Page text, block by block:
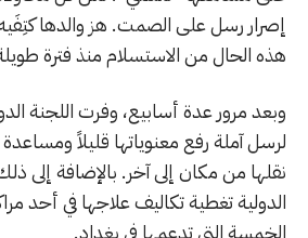
إصرار رسل على الصمت. هز والدها
هذه الحال من الاستسلام منذ فترة
وبعد مرور عدة أسابيع، وفرت اللجنة
لرسل آملة رفع معنوياتها قليلاً ومساعدة
نقلها من مكان إلى آخر. بالإضافة إلى
الدولية تغطية تكاليف علاجها في أحد
الخمسة التي تدعمها في بغداد.